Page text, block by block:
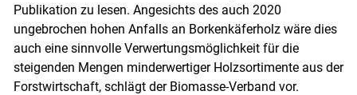
Publikation zu lesen. Angesichts des auch 2020
ungebrochen hohen Anfalls an Borkenkäferholz wäre dies
auch eine sinnvolle Verwertungsmöglichkeit für die
steigenden Mengen minderwertiger Holzsortimente aus der
Forstwirtschaft, schlägt der Biomasse-Verband vor.